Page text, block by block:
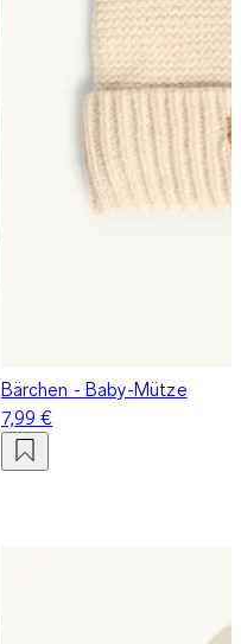
Bärchen - Baby-Mütze
7,99 €